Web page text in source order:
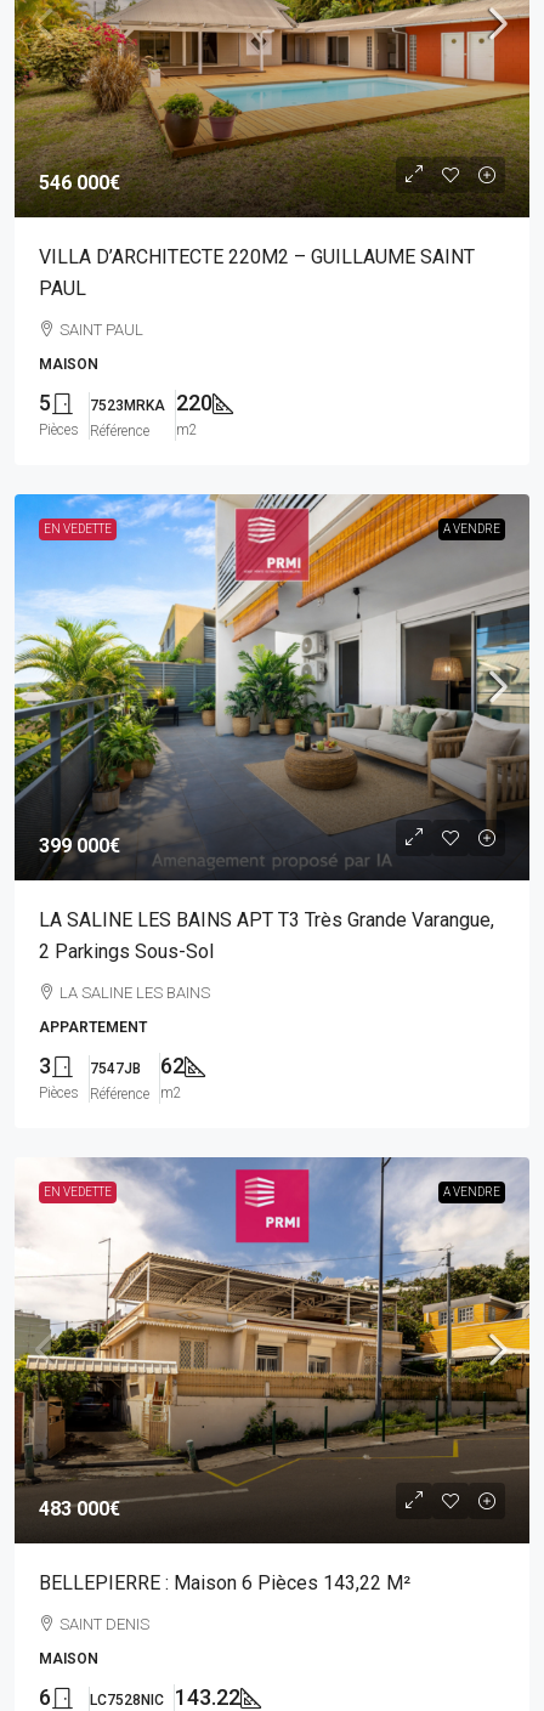
546 000€
VILLA D’ARCHITECTE 220M2 – GUILLAUME SAINT
PAUL
SAINT PAUL
MAISON
5
Pièces
7523MRKA
Référence
220
m2
EN VEDETTE A VENDRE
399 000€
LA SALINE LES BAINS APT T3 Très Grande Varangue,
2 Parkings Sous-Sol
LA SALINE LES BAINS
APPARTEMENT
3
Pièces
7547JB
Référence
62
m2
EN VEDETTE A VENDRE
483 000€
BELLEPIERRE : Maison 6 Pièces 143,22 M²
SAINT DENIS
MAISON
6
LC7528NIC
143.22